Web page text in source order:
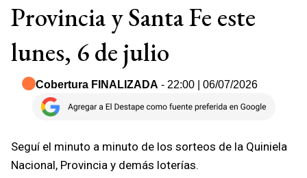
Provincia y Santa Fe este
lunes, 6 de julio
Cobertura FINALIZADA - 22:00 | 06/07/2026
Seguí el minuto a minuto de los sorteos de la Quiniela
Nacional, Provincia y demás loterías.